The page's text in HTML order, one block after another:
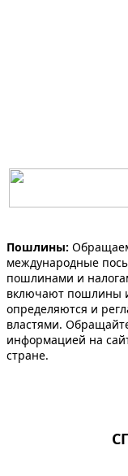
Пошлины:
международные
пошлинами и
включают пошлины
определяются и
властями.
информацией на
стране.